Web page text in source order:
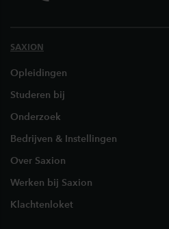
SAXION
Opleidingen
Studeren bij
Onderzoek
Bedrijven & Instellingen
Over Saxion
Werken bij Saxion
Klachtenloket